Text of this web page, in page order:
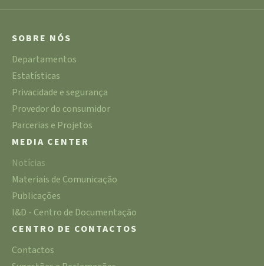
SOBRE NÓS
Departamentos
Estatísticas
Privacidade e segurança
Provedor do consumidor
Parcerias e Projetos
MEDIA CENTER
Notícias
Materiais de Comunicação
Publicações
I&D - Centro de Documentação
CENTRO DE CONTACTOS
Contactos